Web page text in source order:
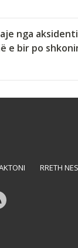
nga
e bir po
RRETH